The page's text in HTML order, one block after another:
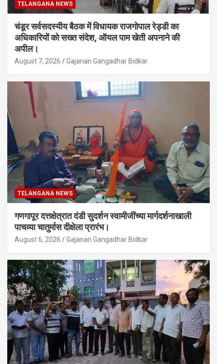
TELANGANA NEWS
चंडूर सर्वसदस्यीय बैठक में विधायक राजगोपाल रेड्डी का
अधिकारियों को सख्त संदेश, ऑयल पाम खेती अपनाने की
अपील।
August 7, 2026 Gajanan Gangadhar Bidkar
TELANGANA NEWS
गणगापूर दत्तक्षेत्रात दंडी सुदर्शन स्वामीजींच्या मार्गदर्शनाखाली
पाचव्या चातुर्मास दीक्षेला प्रारंभ।
August 6, 2026 Gajanan Gangadhar Bidkar